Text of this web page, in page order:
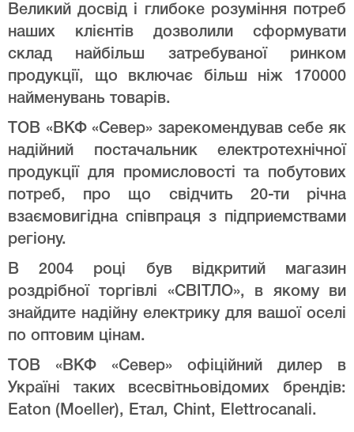
Великий досвід і глибоке розуміння потреб
наших клієнтів дозволили сформувати
склад найбільш затребуваної ринком
продукції, що включає більш ніж 170000
найменувань товарів.
ТОВ «ВКФ «Север» зарекомендував себе як
надійний постачальник електротехнічної
продукції для промисловості та побутових
потреб, про що свідчить 20-ти річна
взаємовигідна співпраця з підприемствами
регіону.
В 2004 році був відкритий магазин
роздрібної торгівлі «СВІТЛО», в якому ви
знайдите надійну електрику для вашої оселі
по оптовим цінам.
ТОВ «ВКФ «Север» офіційний дилер в
Україні таких всесвітньовідомих брендів:
Eaton (Moeller), Етал, Chint, Elettrocanali.